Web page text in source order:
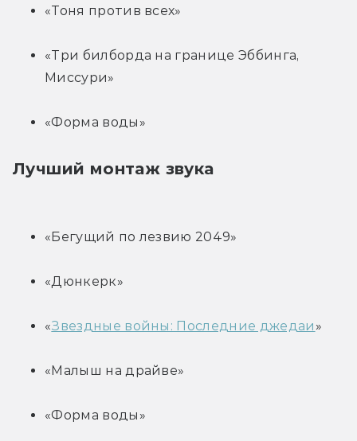
«Тоня против всех»
«Три билборда на границе Эббинга,
Миссури»
«Форма воды»
Лучший монтаж звука
«Бегущий по лезвию 2049»
«Дюнкерк»
«Звездные войны: Последние джедаи »
«Малыш на драйве»
«Форма воды»